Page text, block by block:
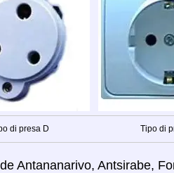
di presa D Tipo di
Antananarivo, Antsirabe,